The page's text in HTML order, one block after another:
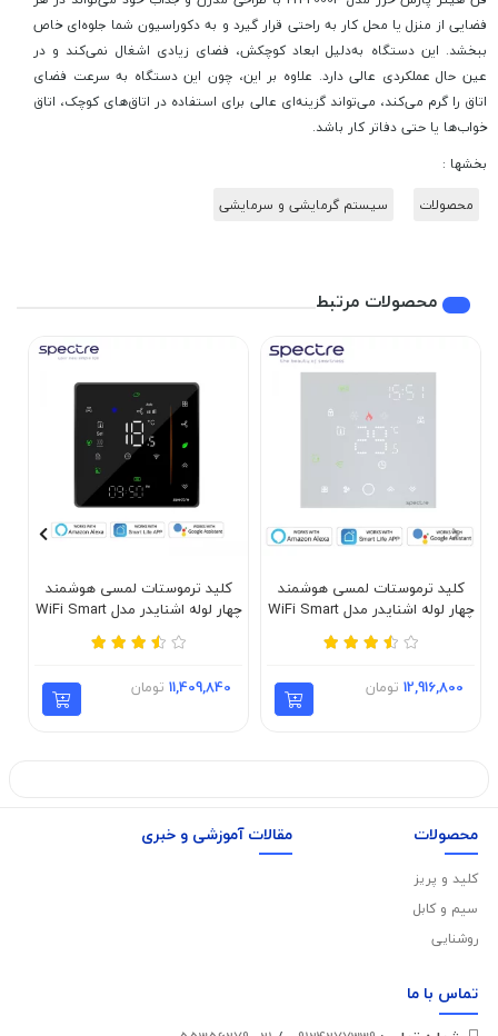
فضایی از منزل یا محل کار به راحتی قرار گیرد و به دکوراسیون شما جلوه‌ای خاص
ببخشد. این دستگاه به‌دلیل ابعاد کوچکش، فضای زیادی اشغال نمی‌کند و در
عین حال عملکردی عالی دارد. علاوه بر این، چون این دستگاه به سرعت فضای
اتاق را گرم می‌کند، می‌تواند گزینه‌ای عالی برای استفاده در اتاق‌های کوچک، اتاق
خواب‌ها یا حتی دفاتر کار باشد.
بخشها :
محصولات
سیستم گرمایشی و سرمایشی
محصولات مرتبط
کلید ترموستات لمسی هوشمند
چهار لوله اشنایدر مدل WiFi Smart
TSR13
12,916,800 تومان
کلید ترموستات لمسی هوشمند
چهار لوله اشنایدر مدل WiFi Smart
TSR16
11,409,840 تومان
محصولات
کلید و پریز
سیم و کابل
روشنایی
مقالات آموزشی و خبری
تماس با ما